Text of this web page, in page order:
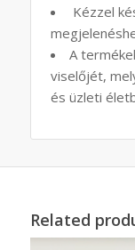
Kézzel
A
viselőjét,
és üzleti
Related